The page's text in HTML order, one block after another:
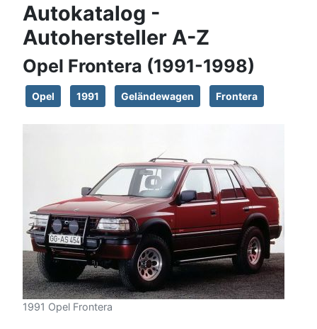
Autokatalog -
Autohersteller A-Z
Opel Frontera (1991-1998)
Opel 1991 Geländewagen Frontera
1991 Opel Frontera